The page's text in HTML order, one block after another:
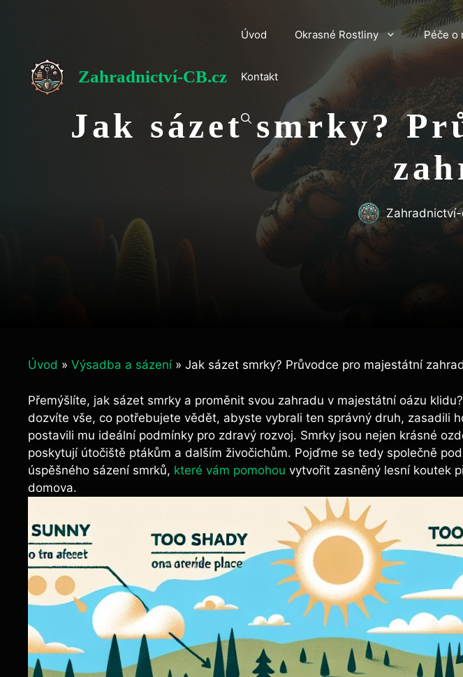
Zahradnictví-CB.cz
Úvod Okrasné Rostliny Péče o
Kontakt
Jak sázet smrky?
Úvod » Výsadba a sázení » Jak sázet smrky? Průvodce pro majestátní
Přemýšlíte, jak⁢ sázet smrky a proměnit ​svou zahradu v majestátní oázu​
dozvíte vše, co potřebujete ​vědět, abyste vybrali‍ ten správný druh, zasadili
postavili mu ⁤ideální podmínky‍ pro zdravý rozvoj. Smrky jsou nejen krásné
poskytují útočiště ptákům⁢ a ‌dalším​ živočichům. Pojďme ‍se tedy ⁣společně
úspěšného sázení smrků, které vám pomohou vytvořit zasněný lesní koutek
⁤domova.